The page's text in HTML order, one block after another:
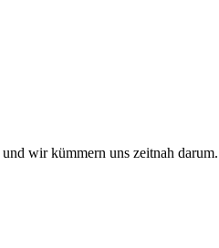
und wir kümmern uns zeitnah